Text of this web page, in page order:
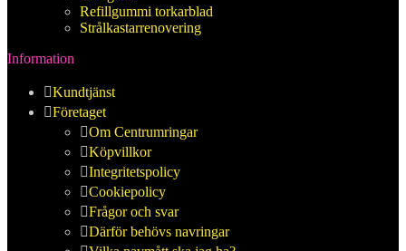
Refillgummi torkarblad
Strålkastarrenovering
Information
Kundtjänst
Företaget
Om Centrumringar
Köpvillkor
Integritetspolicy
Cookiepolicy
Frågor och svar
Därför behövs navringar